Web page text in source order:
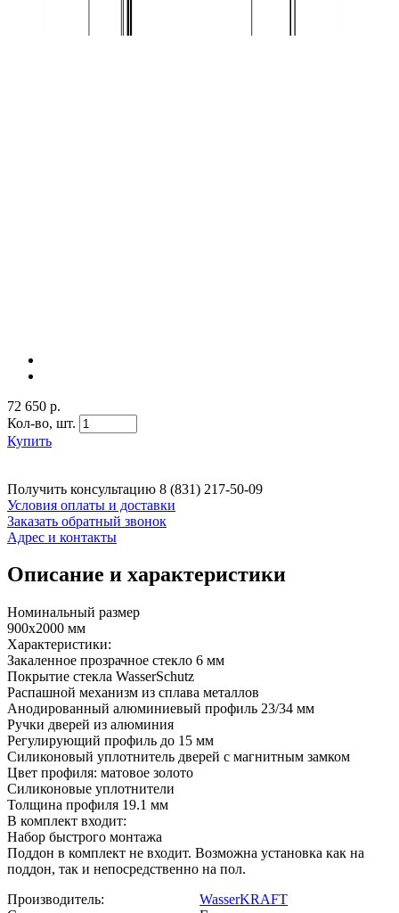
72 650 р.
Кол-во, шт.
Купить
Получить консультацию 8 (831) 217-50-09
Условия оплаты и доставки
Заказать обратный звонок
Адрес и контакты
Описание и характеристики
Номинальный размер
900x2000 мм
Характеристики:
Закаленное прозрачное стекло 6 мм
Покрытие стекла WasserSchutz
Распашной механизм из сплава металлов
Анодированный алюминиевый профиль 23/34 мм
Ручки дверей из алюминия
Регулирующий профиль до 15 мм
Силиконовый уплотнитель дверей с магнитным замком
Цвет профиля: матовое золото
Силиконовые уплотнители
Толщина профиля 19.1 мм
В комплект входит:
Набор быстрого монтажа
Поддон в комплект не входит. Возможна установка как на
поддон, так и непосредственно на пол.
Производитель:
WasserKRAFT